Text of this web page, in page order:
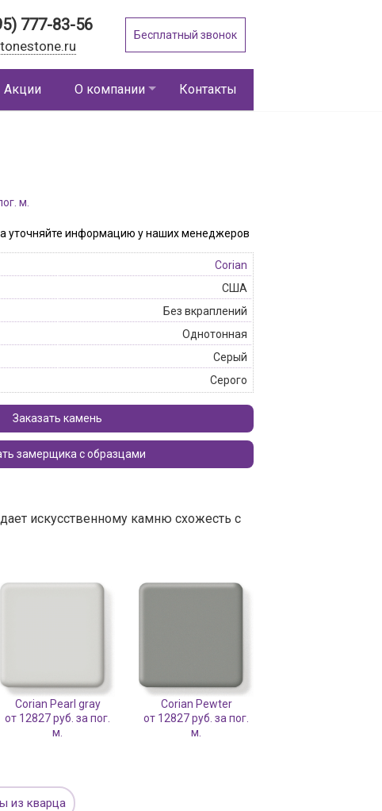
777-83-56
Бесплатный звонок
Акции О компании Контакты
м.
уточняйте информацию у наших менеджеров
Corian
США
Без вкраплений
Однотонная
Серый
Серого
Заказать камень
Вызвать замерщика с образцами
искусственному камню схожесть с
Corian Pearl gray
от 12827 руб. за пог.
м.
Corian Pewter
от 12827 руб. за пог.
м.
из кварца